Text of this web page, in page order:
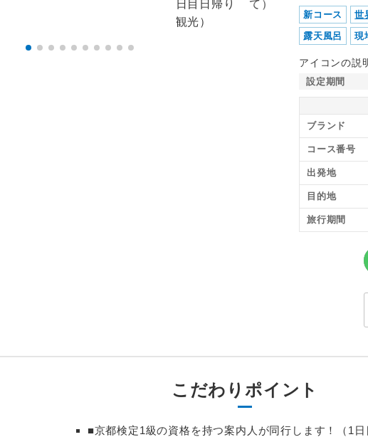
新コース 世
露天風呂
現
アイコンの説
設定期間
ブランド
コース番号
出発地
目的地
旅行期間
こだわりポイント
■京都検定1級の資格を持つ案内人が同行します！（1日